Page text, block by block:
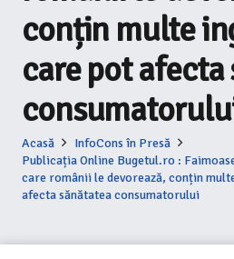
conțin multe
care pot
Acasă
InfoCons în Presă
Publicația Online Bugetul.ro :
care românii le devorează, conțin
afecta sănătatea consumatorului